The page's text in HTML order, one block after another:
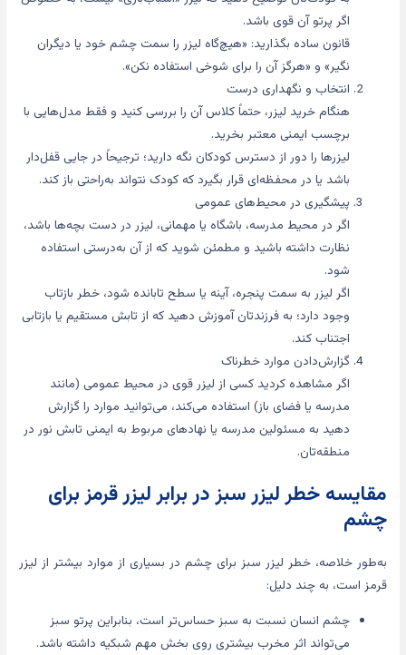
اگر پرتو آن قوی باشد.
قانون ساده بگذارید: «هیچ‌گاه لیزر را سمت چشم خود یا دیگران
نگیر» و «هرگز آن را برای شوخی استفاده نکن».
انتخاب و نگهداری درست
هنگام خرید لیزر، حتماً کلاس آن را بررسی کنید و فقط مدل‌هایی با
برچسب ایمنی معتبر بخرید.
لیزرها را دور از دسترس کودکان نگه دارید؛ ترجیحاً در جایی قفل‌دار
باشد یا در محفظه‌ای قرار بگیرد که کودک نتواند به‌راحتی باز کند.
پیشگیری در محیط‌های عمومی
اگر در محیط مدرسه، باشگاه یا مهمانی، لیزر در دست بچه‌ها باشد،
نظارت داشته باشید و مطمئن شوید که از آن به‌درستی استفاده
شود.
اگر لیزر به سمت پنجره، آینه یا سطح تابانده شود، خطر بازتاب
وجود دارد؛ به فرزندتان آموزش دهید که از تابش مستقیم یا بازتابی
اجتناب کند.
گزارش‌دادن موارد خطرناک
اگر مشاهده کردید کسی از لیزر قوی در محیط عمومی (مانند
مدرسه یا فضای باز) استفاده می‌کند، می‌توانید موارد را گزارش
دهید به مسئولین مدرسه یا نهادهای مربوط به ایمنی تابش نور در
منطقه‌تان.
مقایسه خطر لیزر سبز در برابر لیزر قرمز برای
چشم
به‌طور خلاصه، خطر لیزر سبز برای چشم در بسیاری از موارد بیشتر از لیزر
قرمز است، به چند دلیل:
چشم انسان نسبت به سبز حساس‌تر است، بنابراین پرتو سبز
می‌تواند اثر مخرب بیشتری روی بخش مهم شبکیه داشته باشد.